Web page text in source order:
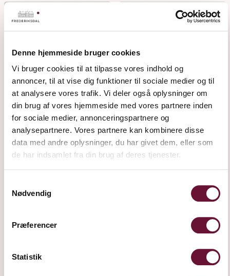
Denne hjemmeside bruger cookies
Vi bruger cookies til at tilpasse vores indhold og
annoncer, til at vise dig funktioner til sociale medier og til
at analysere vores trafik. Vi deler også oplysninger om
din brug af vores hjemmeside med vores partnere inden
for sociale medier, annonceringspartnere og
analysepartnere. Vores partnere kan kombinere disse
data med andre oplysninger, du har givet dem, eller som
de har indsamlet fra din brug af deres tjenester.
Nødvendig
Præferencer
Statistik
SOLERA RESERVE